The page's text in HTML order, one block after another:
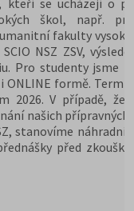
kteří se ucházejí o
škol, např.
fakulty
NSZ ZSV,
Pro studenty jsme
ONLINE formě.
2026. V případě,
našich přípravných
stanovíme náhradní
před